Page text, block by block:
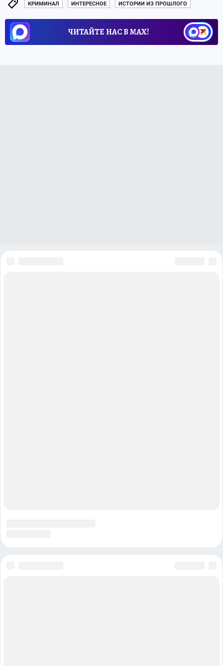
КРИМИНАЛ ИНТЕРЕСНОЕ ИСТОРИИ ИЗ ПРОШЛОГО
ЧИТАЙТЕ НАС В МАХ!